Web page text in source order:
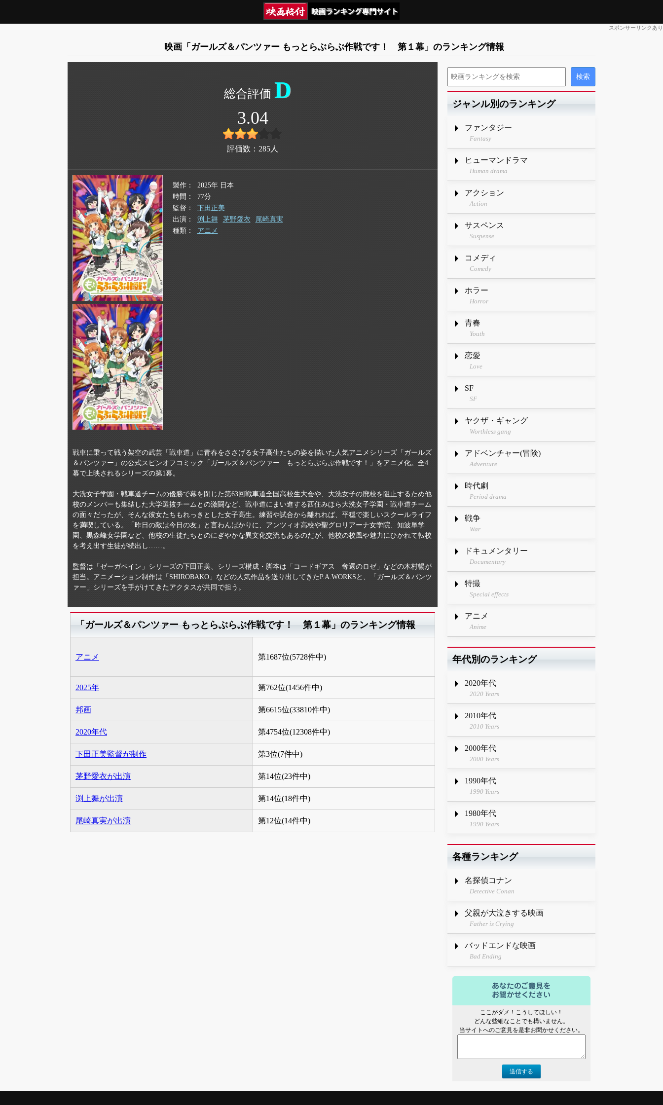
スポンサーリンクあり
映画「ガールズ＆パンツァー もっとらぶらぶ作戦です！ 第１幕」のランキング情報
D
3.04
評価数： 285 人
製作
2025年 日本
時間
77分
監督
下田正美
出演
渕上舞 茅野愛衣
尾崎真実
種類
アニメ
戦車に乗って戦う架空の武芸「戦車道」に青春をささげる女子高生たちの姿を描いた人気アニメシリーズ「ガールズ
＆パンツァー」の公式スピンオフコミック「ガールズ＆パンツァー もっとらぶらぶ作戦です！」をアニメ化。全4
幕で上映されるシリーズの第1幕。
大洗女子学園・戦車道チームの優勝で幕を閉じた第63回戦車道全国高校生大会や、大洗女子の廃校を阻止するため他
校のメンバーも集結した大学選抜チームとの激闘など、戦車道にまい進する西住みほら大洗女子学園・戦車道チーム
の面々だったが、そんな彼女たちもれっきとした女子高生。練習や試合から離れれば、平穏で楽しいスクールライフ
を満喫している。「昨日の敵は今日の友」と言わんばかりに、アンツィオ高校や聖グロリアーナ女学院、知波単学
園、黒森峰女学園など、他校の生徒たちとのにぎやかな異文化交流もあるのだが、他校の校風や魅力にひかれて転校
を考え出す生徒が続出し……。
監督は「ゼーガペイン」シリーズの下田正美、シリーズ構成・脚本は「コードギアス 奪還のロゼ」などの木村暢が
担当。アニメーション制作は「SHIROBAKO」などの人気作品を送り出してきたP.A.WORKSと、「ガールズ＆パンツ
ァー」シリーズを手がけてきたアクタスが共同で担う。
「ガールズ＆パンツァー もっとらぶらぶ作戦です！ 第１幕」のランキング情報
アニメ 第1687位(5728件中)
2025年 第762位(1456件中)
邦画 第6615位(33810件中)
2020年代 第4754位(12308件中)
下田正美監督が制作 第3位(7件中)
茅野愛衣が出演 第14位(23件中)
渕上舞が出演 第14位(18件中)
尾崎真実が出演 第12位(14件中)
ジャンル別のランキング
ファンタジー
Fantasy
ヒューマンドラマ
Human drama
アクション
Action
サスペンス
Suspense
コメディ
Comedy
ホラー
Horror
青春
Youth
恋愛
Love
SF
SF
ヤクザ・ギャング
Worthless gang
アドベンチャー(冒険)
Adventure
時代劇
Period drama
戦争
War
ドキュメンタリー
Documentary
特撮
Special effects
アニメ
Anime
年代別のランキング
2020年代
2020 Years
2010年代
2010 Years
2000年代
2000 Years
1990年代
1990 Years
1980年代
1990 Years
各種ランキング
名探偵コナン
Detective Conan
父親が大泣きする映画
Father is Crying
バッドエンドな映画
Bad Ending
ここがダメ！こうしてほしい！
どんな些細なことでも構いません。
当サイトへのご意見を是非お聞かせください。
送信する